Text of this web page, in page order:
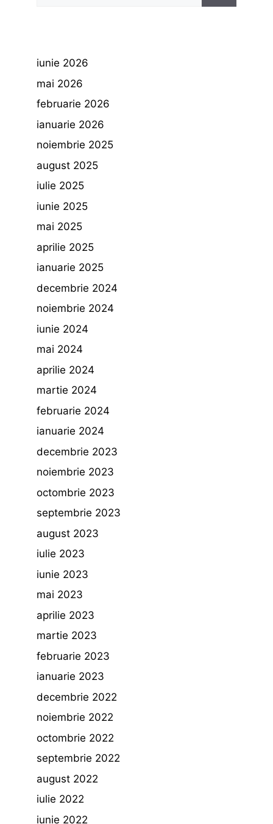
iunie 2026
mai 2026
februarie 2026
ianuarie 2026
noiembrie 2025
august 2025
iulie 2025
iunie 2025
mai 2025
aprilie 2025
ianuarie 2025
decembrie 2024
noiembrie 2024
iunie 2024
mai 2024
aprilie 2024
martie 2024
februarie 2024
ianuarie 2024
decembrie 2023
noiembrie 2023
octombrie 2023
septembrie 2023
august 2023
iulie 2023
iunie 2023
mai 2023
aprilie 2023
martie 2023
februarie 2023
ianuarie 2023
decembrie 2022
noiembrie 2022
octombrie 2022
septembrie 2022
august 2022
iulie 2022
iunie 2022